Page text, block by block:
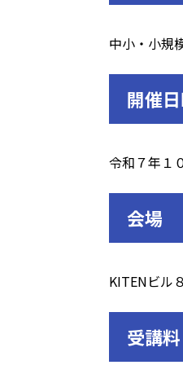
中小・小規
開催
令和７年１
会場
KITENビル
受講料